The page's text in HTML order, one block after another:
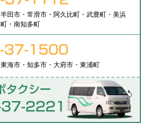
半田市・常滑市・阿久比町・武豊町・美浜
町・南知多町
東海市・知多市・大府市・東浦町